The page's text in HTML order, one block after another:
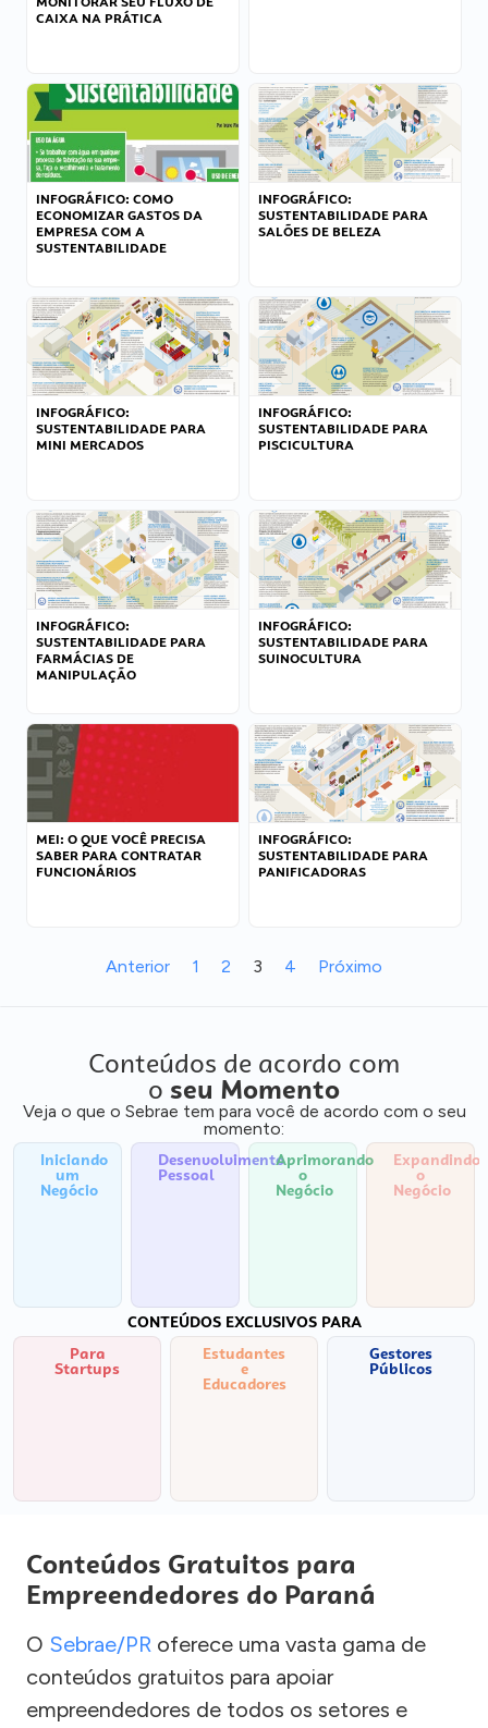
CAIXA NA PRÁTICA
INFOGRÁFICO: COMO
ECONOMIZAR GASTOS DA
EMPRESA COM A
SUSTENTABILIDADE
INFOGRÁFICO:
SUSTENTABILIDADE PARA
SALÕES DE BELEZA
INFOGRÁFICO:
SUSTENTABILIDADE PARA
MINI MERCADOS
INFOGRÁFICO:
SUSTENTABILIDADE PARA
PISCICULTURA
INFOGRÁFICO:
SUSTENTABILIDADE PARA
FARMÁCIAS DE
MANIPULAÇÃO
INFOGRÁFICO:
SUSTENTABILIDADE PARA
SUINOCULTURA
MEI: O QUE VOCÊ PRECISA
SABER PARA CONTRATAR
FUNCIONÁRIOS
INFOGRÁFICO:
SUSTENTABILIDADE PARA
PANIFICADORAS
Anterior 1 2 3 4 Próximo
Conteúdos de acordo com
o seu Momento
Veja o que o Sebrae tem para você de acordo com o seu
momento:
Iniciando
um
Negócio
Desenvolvimento
Pessoal
Aprimorando
o
Negócio
Expandindo
o
Negócio
CONTEÚDOS EXCLUSIVOS PARA
Para
Startups
Estudantes
e
Educadores
Gestores
Públicos
Conteúdos Gratuitos para
Empreendedores do Paraná
O Sebrae/PR oferece uma vasta gama de
conteúdos gratuitos para apoiar
empreendedores de todos os setores e